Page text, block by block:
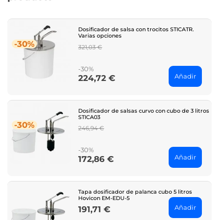
-30%
Dosificador de salsa con trocitos STICATR.
Varias opciones
Regular
321,03 €
-30%
Price
224,72 € Añadir
-30%
Dosificador de salsas curvo con cubo de 3 litros
STICA03
Regular
246,94 €
-30%
Price
172,86 € Añadir
Tapa dosificador de palanca cubo 5 litros
Hovicon EM-EDU-5
Price
191,71 € Añadir